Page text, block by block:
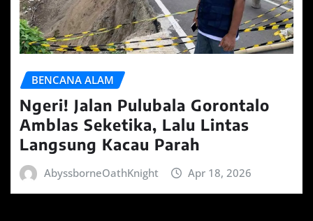
BENCANA ALAM
Ngeri! Jalan Pulubala Gorontalo
Amblas Seketika, Lalu Lintas
Langsung Kacau Parah
AbyssborneOathKnight Apr 18, 2026